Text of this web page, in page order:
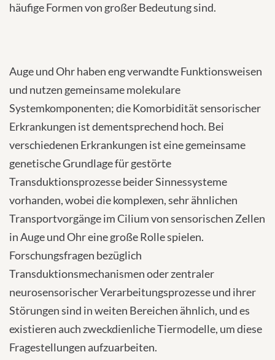
häufige Formen von großer Bedeutung sind.
Auge und Ohr haben eng verwandte Funktionsweisen
und nutzen gemeinsame molekulare
Systemkomponenten; die Komorbidität sensorischer
Erkrankungen ist dementsprechend hoch. Bei
verschiedenen Erkrankungen ist eine gemeinsame
genetische Grundlage für gestörte
Transduktionsprozesse beider Sinnessysteme
vorhanden, wobei die komplexen, sehr ähnlichen
Transportvorgänge im Cilium von sensorischen Zellen
in Auge und Ohr eine große Rolle spielen.
Forschungsfragen bezüglich
Transduktionsmechanismen oder zentraler
neurosensorischer Verarbeitungsprozesse und ihrer
Störungen sind in weiten Bereichen ähnlich, und es
existieren auch zweckdienliche Tiermodelle, um diese
Fragestellungen aufzuarbeiten.